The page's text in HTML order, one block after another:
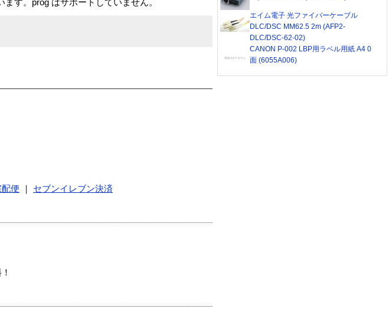
す。prog はサポートしていません。
便
セブンイレブン決済
エイム電子 光ファイバーケーブル
DLC/DSC MM62.5 2m (AFP2-
DLC/DSC-62-02)
CANON P-002 LBP用ラベル用紙 A4 0
面 (6055A006)